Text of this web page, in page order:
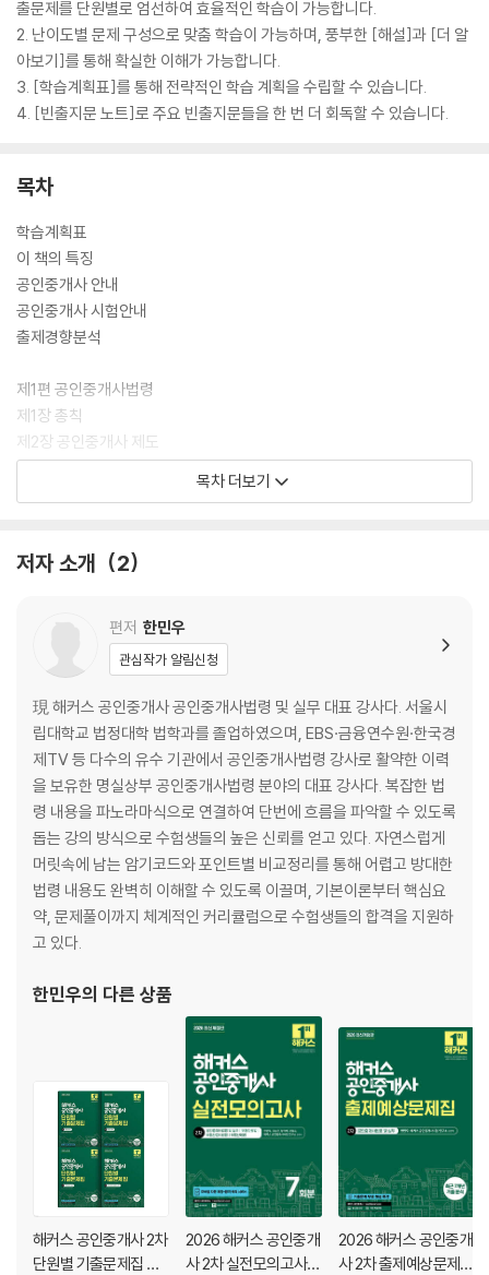
출문제를 단원별로 엄선하여 효율적인 학습이 가능합니다.
2. 난이도별 문제 구성으로 맞춤 학습이 가능하며, 풍부한 [해설]과 [더 알
아보기]를 통해 확실한 이해가 가능합니다.
3. [학습계획표]를 통해 전략적인 학습 계획을 수립할 수 있습니다.
4. [빈출지문 노트]로 주요 빈출지문들을 한 번 더 회독할 수 있습니다.
목차
학습계획표
이 책의 특징
공인중개사 안내
공인중개사 시험안내
출제경향분석
제1편 공인중개사법령
제1장 총칙
제2장 공인중개사 제도
제3장 중개사무소의 개설등록
제7장 중개보수 및 실비
제9장 공인중개사협회
제10장 지도/감독 및 벌칙
제2편 부동산 거래신고 등에 관한 법령
제1장 부동산거래신고제도
제2장 주택임대차계약의 신고
제3장 외국인 등의 부동산취득 등에 관한 특례
제4장 토지거래허가제도
제5장 포상금 및 부동산 정보관리
제3편 중개실무
제1장 중개의뢰접수 및 중개계약
제2장 중개대상물의 조사/확인
제4장 개별적 중개실무
목차 더보기
저자 소개 2
편저 한민우
관심작가 알림신청
現 해커스 공인중개사 공인중개사법령 및 실무 대표 강사다. 서울시
립대학교 법정대학 법학과를 졸업하였으며, EBS·금융연수원·한국경
제TV 등 다수의 유수 기관에서 공인중개사법령 강사로 활약한 이력
을 보유한 명실상부 공인중개사법령 분야의 대표 강사다. 복잡한 법
령 내용을 파노라마식으로 연결하여 단번에 흐름을 파악할 수 있도록
돕는 강의 방식으로 수험생들의 높은 신뢰를 얻고 있다. 자연스럽게
머릿속에 남는 암기코드와 포인트별 비교정리를 통해 어렵고 방대한
법령 내용도 완벽히 이해할 수 있도록 이끌며, 기본이론부터 핵심요
약, 문제풀이까지 체계적인 커리큘럼으로 수험생들의 합격을 지원하
고 있다.
한민우의 다른 상품
해커스 공인중개사 2차
단원별 기출문제집 세
2026 해커스 공인중개
사 2차 실전모의고사 7
2026 해커스 공인중개
사 2차 출제예상문제집